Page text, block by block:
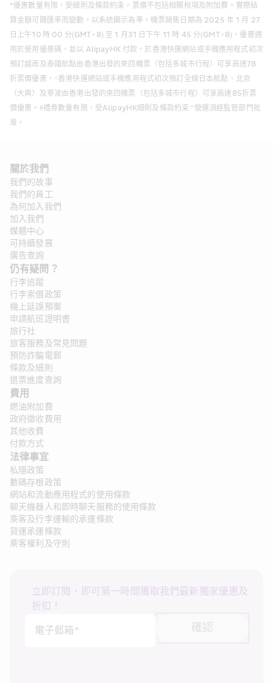
*優惠數量有限，受細則及條款約束。票價不包括相關稅項及附加費。實際結
算金額可隨匯率而變動，以系統顯示為準。機票銷售日期為 2025 年 1 月 27
日上午10 時 00 分(GMT+8) 至 1 月31 日下午 11 時 45 分(GMT+8)。優惠適
用於使用優惠碼，並以 AlipayHK 付款，於香港快運網站或手機應用程式初次
預訂越南及泰國航點由香港出發的來回機票（包括多城市行程）可享高達78
折票價優惠，^香港快運網站或手機應用程式初次預訂全線日本航點、北京
（大興）及寧波由香港出發的來回機票（包括多城市行程）可享高達85折票
價優惠。#禮券數量有限，受AlipayHK細則及條款約束 “營運須經監管部門批
准。
關於我們
我們的故事
我們的員工
為何加入我們
加入我們
媒體中心
可持續發展
廣告查詢
仍有疑問？
行李追蹤
行李索償政策
機上延誤預案
申請航班證明書
旅行社
旅客服務及常見問題
預防詐騙電郵
條款及細則
退票進度查詢
費用
燃油附加費
政府徵收費用
其他收費
付款方式
法律事宜
私隱政策
數碼存根政策
網站和流動應用程式的使用條款
聊天機器人和即時聊天服務的使用條款
乘客及行李運輸的承運條款
貨運承運條款
乘客權利及守則
立即訂閱，即可第一時間獲取我們最新獨家優惠及
折扣！
電子郵箱*
確認